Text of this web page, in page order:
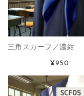
三角スカーフ／濃紺
¥950